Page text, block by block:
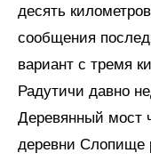
десять
сообщения
вариант с тремя
Радутичи давно
Деревянный мост
деревни Слопище